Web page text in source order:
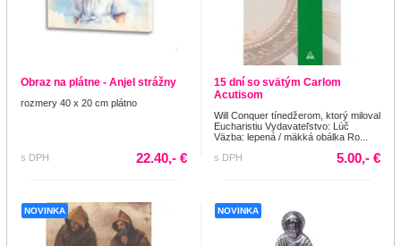
Obraz na plátne - Anjel strážny
rozmery 40 x 20 cm plátno
s DPH 22.40,- €
15 dní so svätým Carlom
Acutisom
Will Conquer tínedžerom, ktorý miloval
Eucharistiu Vydavateľstvo: Lúč
Väzba: lepená / mäkká obálka Ro...
s DPH
5.00,- €
NOVINKA NOVINKA